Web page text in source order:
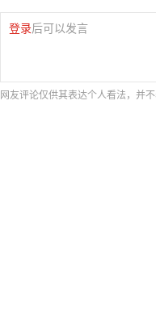
登录后可以发言
网友评论仅供其表达个人看法，并